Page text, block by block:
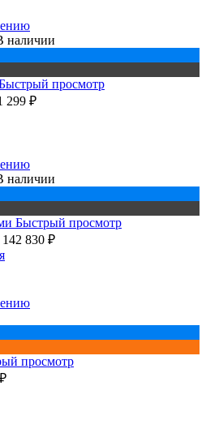
наличии
просмотр
299 ₽
наличии
Быстрый просмотр
142 830 ₽
просмотр